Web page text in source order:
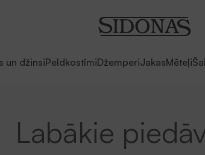
un džinsiPeldkostīmiDžemperiJakasMēteļi
Labākie